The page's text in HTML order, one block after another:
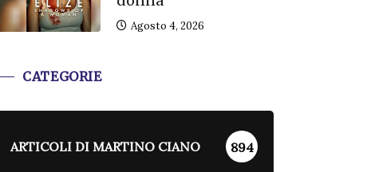
Agosto 4, 2026
CATEGORIE
ARTICOLI DI MARTINO CIANO 894